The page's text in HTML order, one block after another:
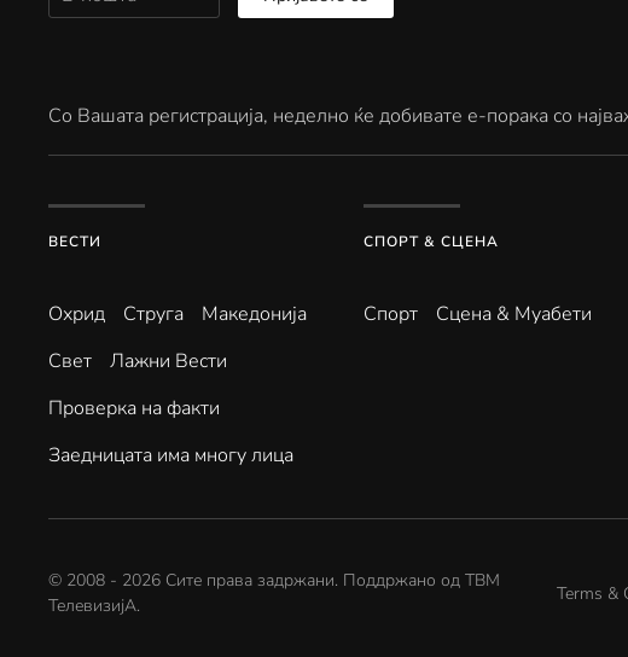
Со Вашата регистрација, неделно ќе добивате е-порака со
ВЕСТИ
Охрид Струга
Македонија
Свет
Лажни Вести
Проверка на факти
Заедницата има многу лица
СПОРТ & СЦЕНА
Спорт Сцена & Муабети
© 2008 - 2026 Сите права задржани. Поддржано од ТВМ
ТелевизијА.
Terms &